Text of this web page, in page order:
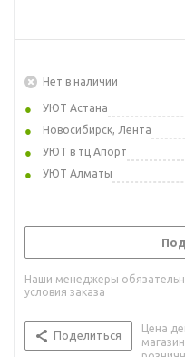
Нет в наличии
УЮТ Астана
Новосибирск, Лента
УЮТ в тц Апорт
УЮТ Алматы
Наши менеджеры
условия заказа
Поделиться
Цена